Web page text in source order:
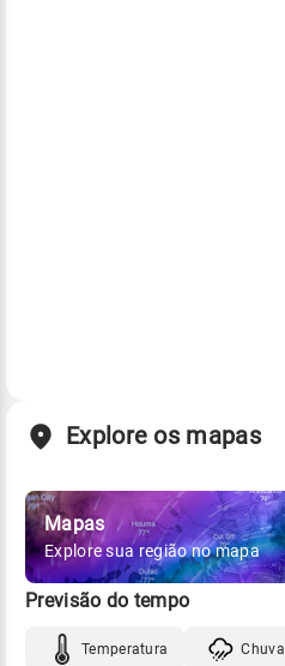
Explore os mapas
Mapas
Explore sua região no mapa
Previsão do tempo
Temperatura Chuva